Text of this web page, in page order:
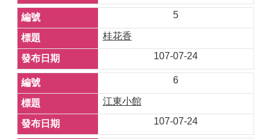
5
桂花香
107-07-24
6
江東小館
107-07-24